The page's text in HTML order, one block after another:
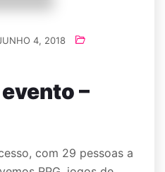
4, 2018
–
com 29 pessoas a